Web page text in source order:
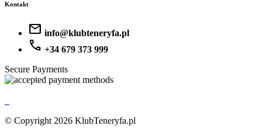
Kontakt
mail info@klubteneryfa.pl
call +34 679 373 999
Secure Payments
© Copyright 2026 KlubTeneryfa.pl